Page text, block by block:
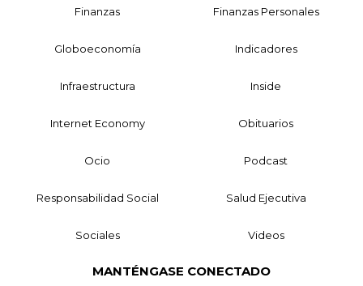
Finanzas Finanzas Personales
Globoeconomía Indicadores
Infraestructura Inside
Internet Economy Obituarios
Ocio Podcast
Responsabilidad Social Salud Ejecutiva
Sociales Videos
MANTÉNGASE CONECTADO